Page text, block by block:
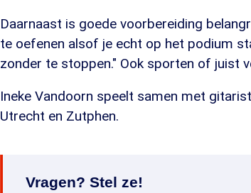
Daarnaast is goede voorbereiding
te oefenen alsof je echt op het podium
zonder te stoppen." Ook sporten of juist
Ineke Vandoorn speelt samen met
Utrecht en Zutphen.
Vragen? Stel ze!